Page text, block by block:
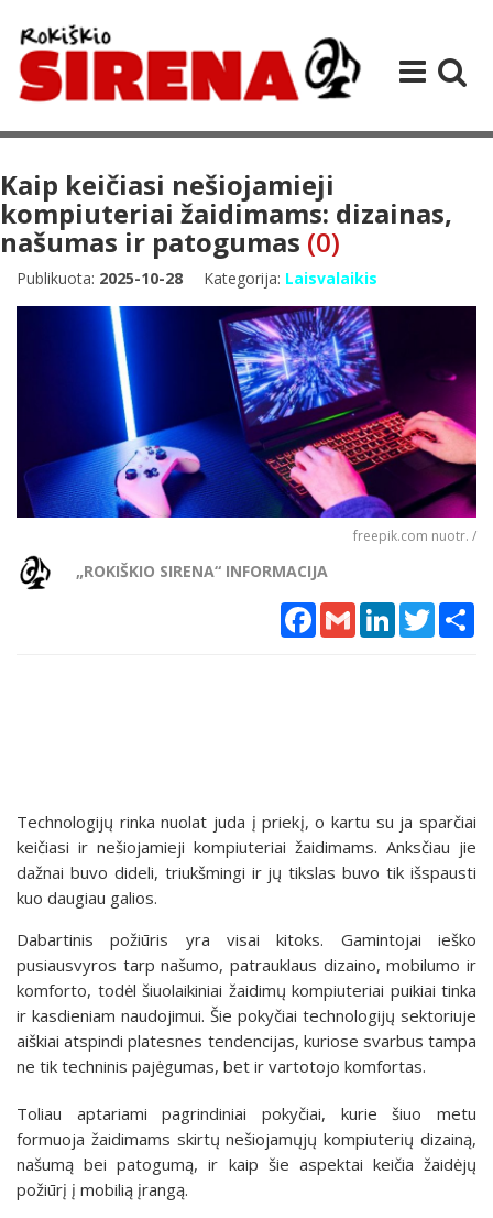
Kaip keičiasi nešiojamieji
kompiuteriai žaidimams: dizainas,
našumas ir patogumas (0)
Publikuota: 2025-10-28 Kategorija: Laisvalaikis
freepik.com nuotr. /
„ROKIŠKIO SIRENA“ INFORMACIJA
Facebook
Gmail LinkedInTwitter
Technologijų rinka nuolat juda į priekį, o kartu su ja sparčiai
keičiasi ir nešiojamieji kompiuteriai žaidimams. Anksčiau jie
dažnai buvo dideli, triukšmingi ir jų tikslas buvo tik išspausti
kuo daugiau galios.
Dabartinis požiūris yra visai kitoks. Gamintojai ieško
pusiausvyros tarp našumo, patrauklaus dizaino, mobilumo ir
komforto, todėl šiuolaikiniai žaidimų kompiuteriai puikiai tinka
ir kasdieniam naudojimui. Šie pokyčiai technologijų sektoriuje
aiškiai atspindi platesnes tendencijas, kuriose svarbus tampa
ne tik techninis pajėgumas, bet ir vartotojo komfortas.
Toliau aptariami pagrindiniai pokyčiai, kurie šiuo metu
formuoja žaidimams skirtų nešiojamųjų kompiuterių dizainą,
našumą bei patogumą, ir kaip šie aspektai keičia žaidėjų
požiūrį į mobilią įrangą.